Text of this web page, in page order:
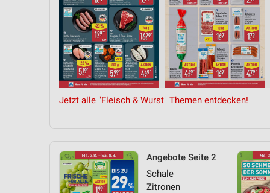
Jetzt alle "Fleisch & Wurst" Themen entdecken!
Angebote Seite 2
Schale
Zitronen
Messung der Werbeleistung
Messung der Performance von Inhalten
Analyse von Zielgruppen durch Statistiken oder Kombinationen
Entwicklung und Verbesserung der Angebote
Verwendung genauer Standortdaten
Geräte anhand von aktiv angeforderten Informationen